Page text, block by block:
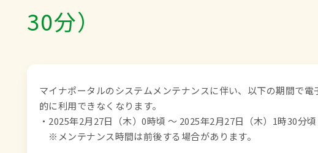
30分）
マイナポータルのシステムメンテナンスに伴い、以下の期間で電
的に利用できなくなります。
・2025年2月27日（木）0時頃 ～ 2025年2月27日（木）1時30分頃
※メンテナンス時間は前後する場合があります。